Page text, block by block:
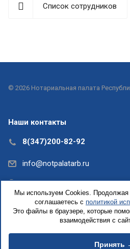
Список сотрудников
© 2026 Нотариальная палата
Наши контакты
8(347)200-82-92
info@notpalatarb.ru
офис 5
Мы используем Cookies. Продолжая
соглашаетесь с политикой
Это файлы в браузере, которые
взаимодействия с
Принять